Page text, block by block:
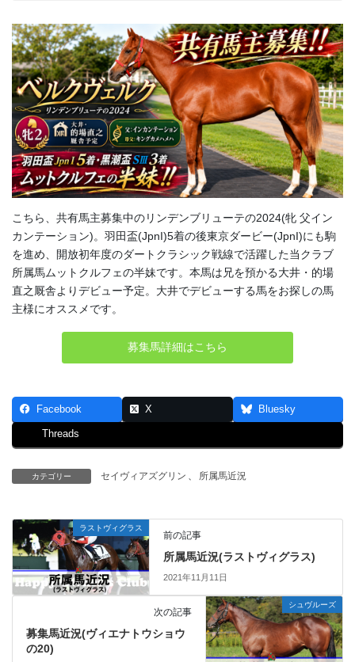
こちら、共有馬主募集中のリンデンブリューテの2024(牝 父イン
カンテーション)。羽田盃(JpnI)5着の後東京ダービー(JpnI)にも駒
を進め、開放初年度のダートクラシック戦線で活躍した当クラブ
所属馬ムットクルフェの半妹です。本馬は兄を預かる大井・的場
直之厩舎よりデビュー予定。大井でデビューする馬をお探しの馬
主様にオススメです。
募集馬詳細はこちら
Facebook X Bluesky
Threads
カテゴリー セイヴィアズグリン 所属馬近況
ラストヴィグラス
前の記事
所属馬近況(ラストヴィグラス)
2021年11月11日
シュヴルーズ
次の記事
募集馬近況(ヴィエナトウショウ
の20)